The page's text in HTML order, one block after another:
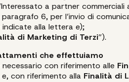
a partner
6, per l’invio di
indicate alla lettera e);
di Marketing di Terzi”).
che effettuiamo
con riferimento alle
con riferimento alla Finalità di